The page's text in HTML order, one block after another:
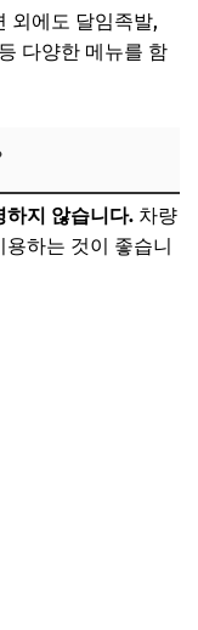
외에도 달임족발,
다양한 메뉴를 함
하지 않습니다. 차량
하는 것이 좋습니